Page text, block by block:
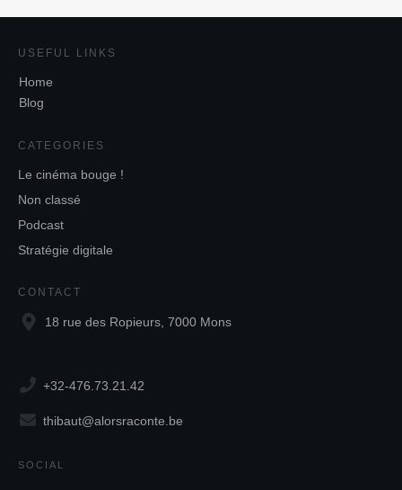
USEFUL LINKS
Home
Blog
CATEGORIES
Le cinéma bouge !
Non classé
Podcast
Stratégie digitale
CONTACT
18 rue des Ropieurs, 7000 Mons
+32-476.73.21.42
thibaut@alorsraconte.be
SOCIAL